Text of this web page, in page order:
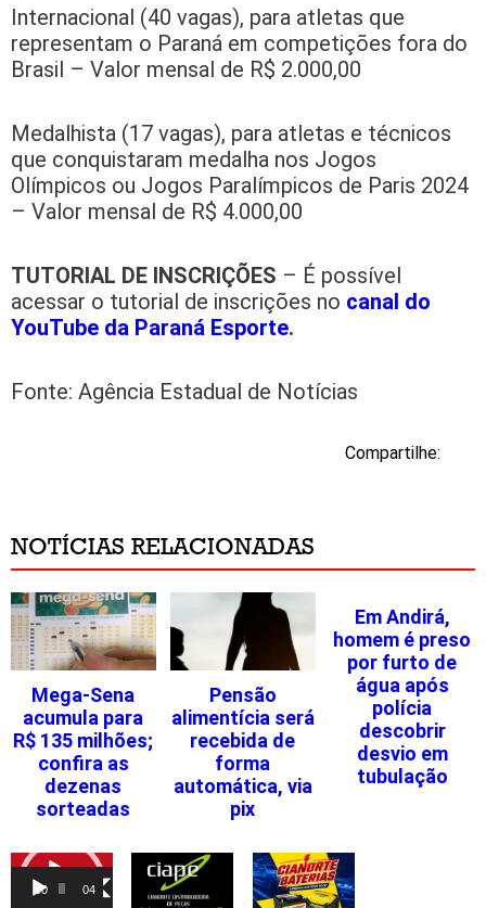
Internacional (40 vagas), para atletas que
representam o Paraná em competições fora do
Brasil – Valor mensal de R$ 2.000,00
Medalhista (17 vagas), para atletas e técnicos
que conquistaram medalha nos Jogos
Olímpicos ou Jogos Paralímpicos de Paris 2024
– Valor mensal de R$ 4.000,00
TUTORIAL DE INSCRIÇÕES – É possível
acessar o tutorial de inscrições no canal do
YouTube da Paraná Esporte.
Fonte: Agência Estadual de Notícias
Compartilhe:
NOTÍCIAS RELACIONADAS
Mega-Sena
acumula para
R$ 135 milhões;
confira as
dezenas
sorteadas
Pensão
alimentícia será
recebida de
forma
automática, via
pix
Em Andirá,
homem é preso
por furto de
água após
polícia
descobrir
desvio em
tubulação
Tocador
vídeo
00:00 04:46